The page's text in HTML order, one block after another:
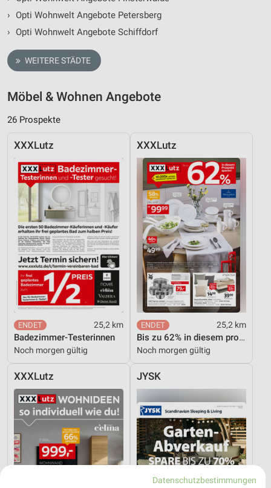
›
Opti Wohnwelt Angebote Petersberg
›
Opti Wohnwelt Angebote Schiffdorf
WEITERE STÄDTE
Möbel & Wohnen Angebote
26 Prospekte
XXXLutz
25,2 km
Badezimmer-Testerinnen
Noch morgen gültig
XXXLutz
25,2 km
Bis zu 62% in diesem prospekt
Noch morgen gültig
XXXLutz JYSK
Datenschutzbestimmungen